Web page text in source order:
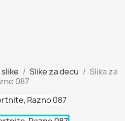
Slike za decu
Slika za
087